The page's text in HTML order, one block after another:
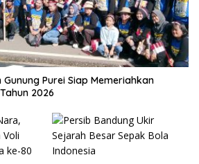
Purei Siap Memeriahkan
2026